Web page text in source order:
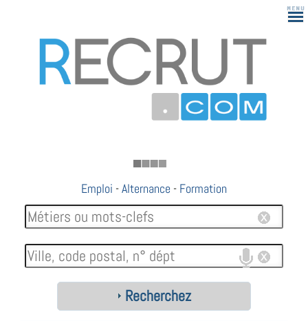
183
Emploi -Alternance - Formation
Recherchez